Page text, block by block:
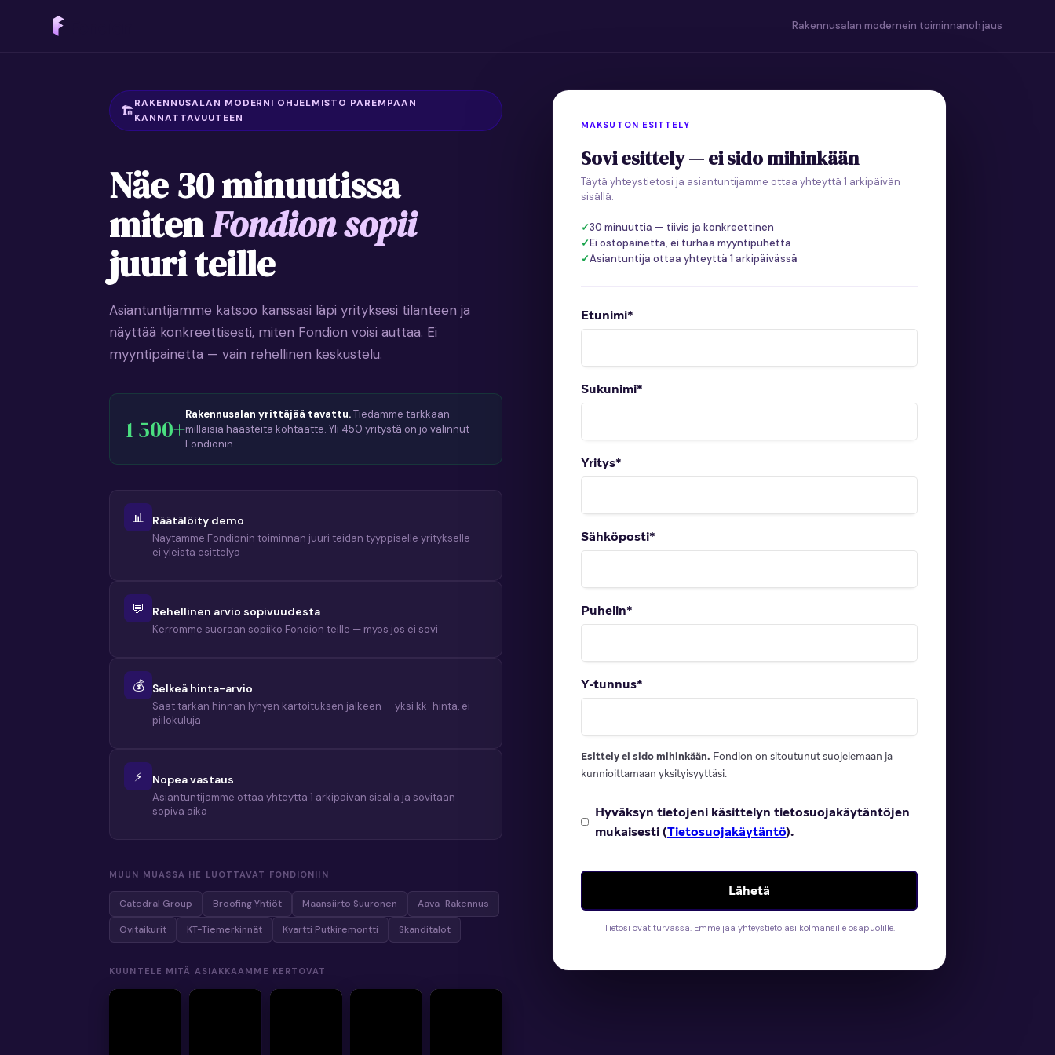
Rakennusalan modernein toiminnanohjaus
RAKENNUSALAN MODERNI OHJELMISTO PAREMPAAN
KANNATTAVUUTEEN
Näe 30 minuutissa
mitenFondion sopii
juuri teille
Asiantuntijamme katsoo kanssasi läpi yrityksesi tilanteen ja
näyttää konkreettisesti, miten Fondion voisi auttaa. Ei
myyntipainetta — vain rehellinen keskustelu.
1 500+Rakennusalan yrittäjää tavattu.Tiedämme tarkkaan
millaisia haasteita kohtaatte. Yli 450 yritystä on jo valinnut
Fondionin.
📊 Räätälöity demo
Näytämme Fondionin toiminnan juuri teidän tyyppiselle yritykselle —
ei yleistä esittelyä
💬 Rehellinen arvio sopivuudesta
Kerromme suoraan sopiiko Fondion teille — myös jos ei sovi
💰 Selkeä hinta-arvio
Saat tarkan hinnan lyhyen kartoituksen jälkeen — yksi kk-hinta, ei
piilokuluja
⚡ Nopea vastaus
Asiantuntijamme ottaa yhteyttä 1 arkipäivän sisällä ja sovitaan
sopiva aika
MUUN MUASSA HE LUOTTAVAT FONDIONIIN
Catedral Group Broofing Yhtiöt Maansiirto Suuronen Aava-Rakennus
Ovitaikurit KT-Tiemerkinnät Kvartti Putkiremontti Skanditalot
KUUNTELE MITÄ ASIAKKAAMME KERTOVAT
MAKSUTON ESITTELY
Sovi esittely — ei sido mihinkään
Täytä yhteystietosi ja asiantuntijamme ottaa yhteyttä 1 arkipäivän
sisällä.
30 minuuttia — tiivis ja konkreettinen
Ei ostopainetta, ei turhaa myyntipuhetta
Asiantuntija ottaa yhteyttä 1 arkipäivässä
Etunimi*
Sukunimi*
Yritys*
Sähköposti*
Puhelin*
Y-tunnus*
Esittely ei sido mihinkään. Fondion on sitoutunut suojelemaan ja
kunnioittamaan yksityisyyttäsi.
Hyväksyn tietojeni käsittelyn tietosuojakäytäntöjen
mukaisesti (Tietosuojakäytäntö).
Tietosi ovat turvassa. Emme jaa yhteystietojasi kolmansille osapuolille.